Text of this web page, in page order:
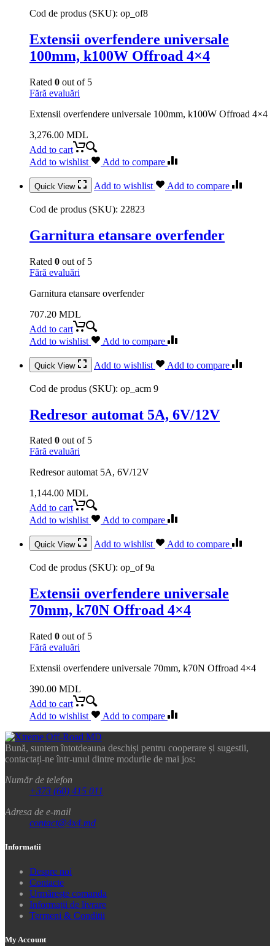
Cod de produs (SKU): op_of8
Extensii overfendere universale
100mm, k100W Offroad 4×4
Rated 0 out of 5
Fără evaluări
Extensii overfendere universale 100mm, k100W Offroad 4×4
3,276.00 MDL
Add to cart
Add to wishlist
Add to compare
Quick View Add to wishlist Add to compare
Cod de produs (SKU): 22823
Garnitura etansare overfender
Rated 0 out of 5
Fără evaluări
Garnitura etansare overfender
707.20 MDL
Add to cart
Add to wishlist
Add to compare
Quick View Add to wishlist Add to compare
Cod de produs (SKU): op_acm 9
Redresor automat 5A, 6V/12V
Rated 0 out of 5
Fără evaluări
Redresor automat 5A, 6V/12V
1,144.00 MDL
Add to cart
Add to wishlist
Add to compare
Quick View Add to wishlist Add to compare
Cod de produs (SKU): op_of 9a
Extensii overfendere universale
70mm, k70N Offroad 4×4
Rated 0 out of 5
Fără evaluări
Extensii overfendere universale 70mm, k70N Offroad 4×4
390.00 MDL
Add to cart
Add to wishlist
Add to compare
Bună, suntem întotdeauna deschiși pentru cooperare și sugestii,
contactați-ne într-unul dintre modurile de mai jos:
Număr de telefon
+373 (60) 415 011
Adresa de e-mail
contact@4x4.md
Informatii
Despre noi
Contacte
Urmărește comanda
Informații de livrare
Termeni & Conditii
My Account